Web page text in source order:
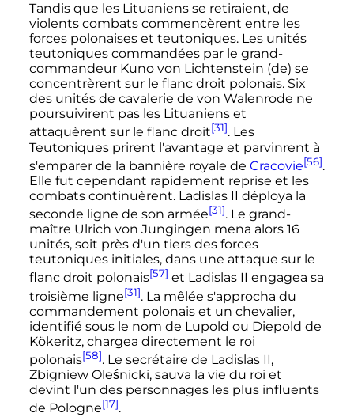
Tandis que les Lituaniens se retiraient, de
violents combats commencèrent entre les
forces polonaises et teutoniques. Les unités
teutoniques commandées par le grand-
commandeur Kuno von Lichtenstein (de) se
concentrèrent sur le flanc droit polonais. Six
des unités de cavalerie de von Walenrode ne
poursuivirent pas les Lituaniens et
attaquèrent sur le flanc droit[31]. Les
Teutoniques prirent l'avantage et parvinrent à
s'emparer de la bannière royale de Cracovie[56].
Elle fut cependant rapidement reprise et les
combats continuèrent. Ladislas II déploya la
seconde ligne de son armée[31]. Le grand-
maître Ulrich von Jungingen mena alors 16
unités, soit près d'un tiers des forces
teutoniques initiales, dans une attaque sur le
flanc droit polonais[57] et Ladislas II engagea sa
troisième ligne[31]. La mêlée s'approcha du
commandement polonais et un chevalier,
identifié sous le nom de Lupold ou Diepold de
Kökeritz, chargea directement le roi
polonais[58]. Le secrétaire de Ladislas II,
Zbigniew Oleśnicki, sauva la vie du roi et
devint l'un des personnages les plus influents
de Pologne[17].